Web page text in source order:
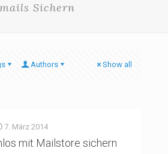
Sichern
Authors Show all
7. März 2014
mit Mailstore sichern